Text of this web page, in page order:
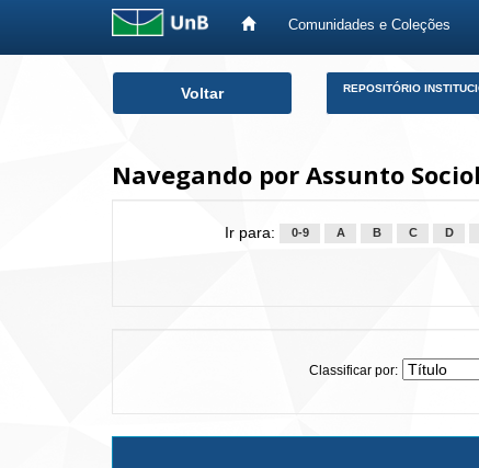
Comunidades e Coleções
Voltar REPOSITÓRIO
Navegando por Assunto
Ir para: 0-9 A B C D
Classificar por: